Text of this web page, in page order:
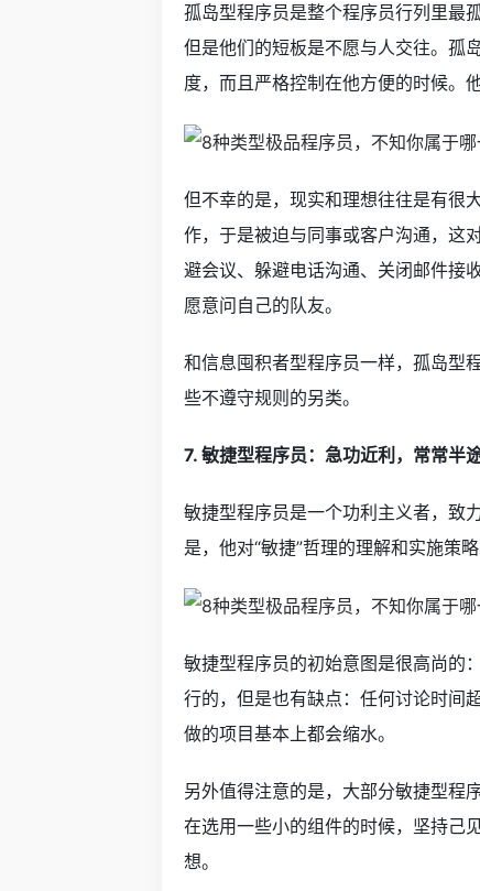
孤岛型程序员是整个程序员行列里最
但是他们的短板是不愿与人交往。孤
度，而且严格控制在他方便的时候。
但不幸的是，现实和理想往往是有很
作，于是被迫与同事或客户沟通，
避会议、躲避电话沟通、关闭邮件接
愿意问自己的队友。
和信息囤积者型程序员一样，孤岛型
些不遵守规则的另类。
7. 敏捷型程序员：急功近利，常常半
敏捷型程序员是一个功利主义者，致
是，他对“敏捷”哲理的理解和实施策
敏捷型程序员的初始意图是很高尚的
行的，但是也有缺点：任何讨论时间
做的项目基本上都会缩水。
另外值得注意的是，大部分敏捷型程
在选用一些小的组件的时候，坚持己
想。